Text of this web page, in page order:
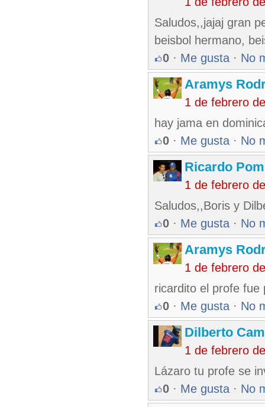
Saludos,,jajaj gran
beisbol hermano,
0 · Me gusta · No
Aramys
1 de febrero
hay jama en
0 · Me gusta · No
Ricardo
1 de febrero
Saludos,,Boris y
0 · Me gusta · No
Aramys
1 de febrero
ricardito el profe fue
0 · Me gusta · No
Dilberto
1 de febrero
Lázaro tu profe se
0 · Me gusta · No